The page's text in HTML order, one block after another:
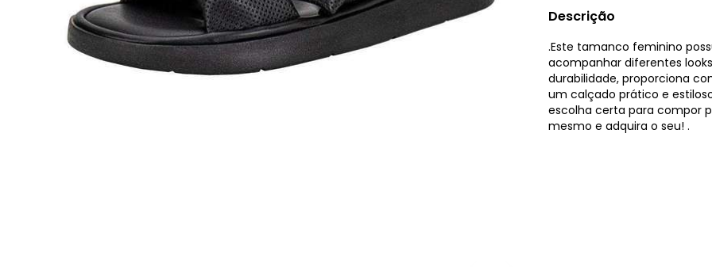
Descrição
.Este tamanco feminino
acompanhar diferentes
durabilidade, proporciona
um calçado prático e
escolha certa para compor
mesmo e adquira o seu! .